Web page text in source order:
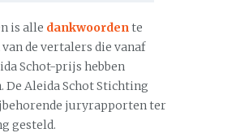
is alle dankwoordente
de vertalers die vanaf
Schot-prijs hebben
De Aleida Schot Stichting
juryrapporten ter
gesteld.